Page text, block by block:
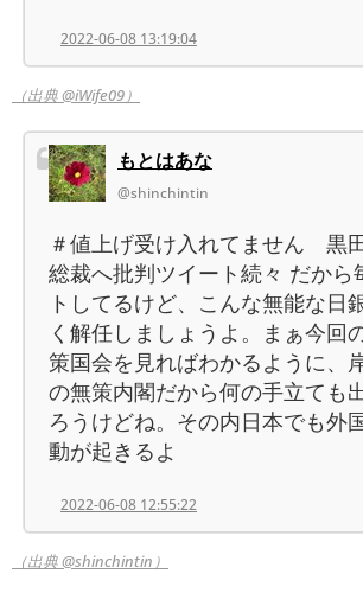
2022-06-08 13:19:04
（出典 @iWife09）
もとはあな
@shinchintin
＃値上げ受け入れてません 黒
総裁へ批判ツイート続々 だから
トしてるけど、こんな無能な日
く解任しましょうよ。まぁ今回
策国会を見ればわかるように、
の無策内閣だから何の手立ても
ろうけどね。その内日本でも外
動が起きるよ
2022-06-08 12:55:22
（出典 @shinchintin）